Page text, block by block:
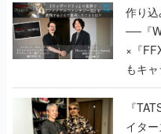
作り
──『
×『
もキ
で作
く
『
イタ